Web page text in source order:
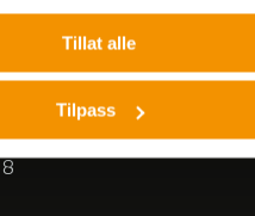
Tillat alle
Tilpass
AS